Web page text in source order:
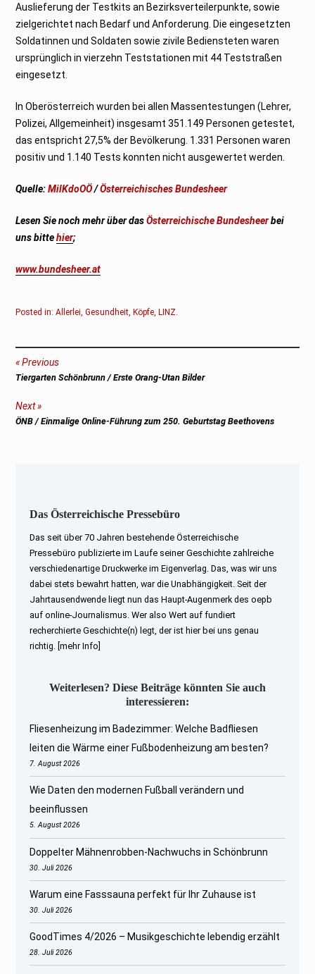
Auslieferung der Testkits an Bezirksverteilerpunkte, sowie
zielgerichtet nach Bedarf und Anforderung. Die eingesetzten
Soldatinnen und Soldaten sowie zivile Bediensteten waren
ursprünglich in vierzehn Teststationen mit 44 Teststraßen
eingesetzt.
In Oberösterreich wurden bei allen Massentestungen (Lehrer,
Polizei, Allgemeinheit) insgesamt 351.149 Personen getestet,
das entspricht 27,5% der Bevölkerung. 1.331 Personen waren
positiv und 1.140 Tests konnten nicht ausgewertet werden.
Quelle:MilKdoOÖ/Österreichisches Bundesheer
Lesen Sie noch mehr über dasÖsterreichische Bundesheerbei
uns bittehier;
www.bundesheer.at
Posted in:Allerlei,Gesundheit,Köpfe,LINZ.
Beitragsnavigation
Previous
Previous
Tiergarten Schönbrunn / Erste Orang-Utan Bilder
Next
Next
ÖNB / Einmalige Online-Führung zum 250. Geburtstag Beethovens
Das Österreichische Pressebüro
Das seit über 70 Jahren bestehende Österreichische
Pressebüro publizierte im Laufe seiner Geschichte zahlreiche
verschiedenartige Druckwerke im Eigenverlag. Das, was wir uns
dabei stets bewahrt hatten, war die Unabhängigkeit. Seit der
Jahrtausendwende liegt nun das Haupt-Augenmerk des oepb
auf online-Journalismus. Wer also Wert auf fundiert
recherchierte Geschichte(n) legt, der ist hier bei uns genau
richtig.
[mehr Info]
Weiterlesen? Diese Beiträge könnten Sie auch
interessieren:
Fliesenheizung im Badezimmer: Welche Badfliesen
leiten die Wärme einer Fußbodenheizung am besten?
7. August 2026
Wie Daten den modernen Fußball verändern und
beeinflussen
5. August 2026
Doppelter Mähnenrobben-Nachwuchs in Schönbrunn
30. Juli 2026
Warum eine Fasssauna perfekt für Ihr Zuhause ist
30. Juli 2026
GoodTimes 4/2026 – Musikgeschichte lebendig erzählt
28. Juli 2026